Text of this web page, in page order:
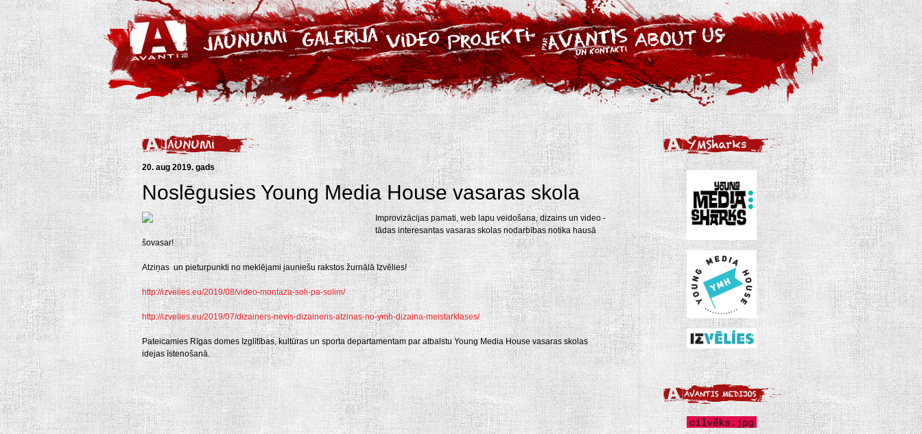
20. aug 2019. gads
Noslēgusies Young Media House vasaras skola
Improvizācijas pamati, web lapu veidošana, dizains un video -
tādas interesantas vasaras skolas nodarbības notika hausā
šovasar!
Atziņas un pieturpunkti no meklējami jauniešu rakstos žurnālā Izvēlies!
http://izvelies.eu/2019/08/video-montaza-soli-pa-solim/
http://izvelies.eu/2019/07/dizainers-nevis-dizaineris-atzinas-no-ymh-dizaina-meistarklases/
Pateicamies Rīgas domes Izglītības, kultūras un sporta departamentam par atbalstu Young Media House vasaras skolas
idejas īstenošanā.